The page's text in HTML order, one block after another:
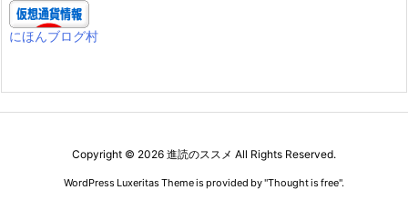
にほんブログ村
Copyright © 2026 進読のススメ All Rights Reserved.
WordPress Luxeritas Theme is provided by "Thought is free".